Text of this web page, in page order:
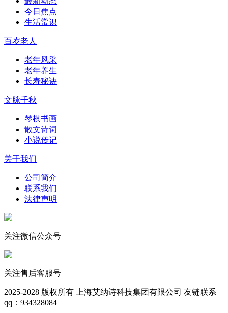
今日焦点
生活常识
百岁老人
老年风采
老年养生
长寿秘诀
文脉千秋
琴棋书画
散文诗词
小说传记
关于我们
公司简介
联系我们
法律声明
关注微信公众号
关注售后客服号
2025-2028 版权所有 上海艾纳诗科技集团有限公司 友链联系
qq：934328084